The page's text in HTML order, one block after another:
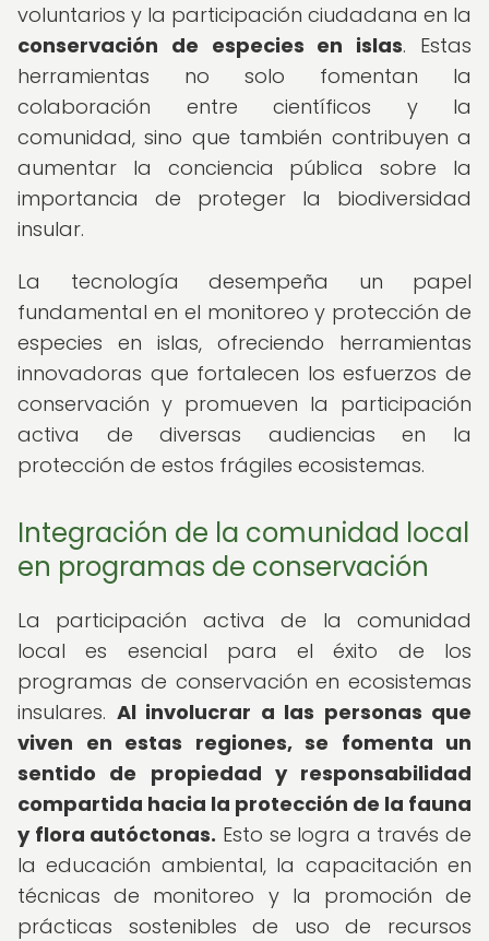
voluntarios y la participación ciudadana en la
conservación de especies en islas. Estas
herramientas no solo fomentan la
colaboración entre científicos y la
comunidad, sino que también contribuyen a
aumentar la conciencia pública sobre la
importancia de proteger la biodiversidad
insular.
La tecnología desempeña un papel
fundamental en el monitoreo y protección de
especies en islas, ofreciendo herramientas
innovadoras que fortalecen los esfuerzos de
conservación y promueven la participación
activa de diversas audiencias en la
protección de estos frágiles ecosistemas.
Integración de la comunidad local
en programas de conservación
La participación activa de la comunidad
local es esencial para el éxito de los
programas de conservación en ecosistemas
insulares. Al involucrar a las personas que
viven en estas regiones, se fomenta un
sentido de propiedad y responsabilidad
compartida hacia la protección de la fauna
y flora autóctonas. Esto se logra a través de
la educación ambiental, la capacitación en
técnicas de monitoreo y la promoción de
prácticas sostenibles de uso de recursos